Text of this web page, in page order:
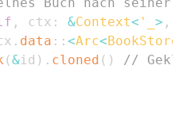
, ctx : &Context< '_ > ,
. data :: <Arc<BookStore
(&id ) . cloned ( )
//